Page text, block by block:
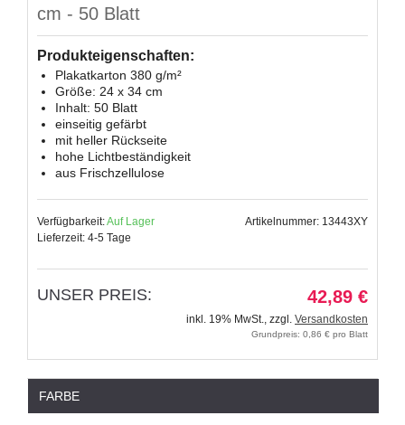
cm - 50 Blatt
Produkteigenschaften:
Plakatkarton 380 g/m²
Größe: 24 x 34 cm
Inhalt: 50 Blatt
einseitig gefärbt
mit heller Rückseite
hohe Lichtbeständigkeit
aus Frischzellulose
Verfügbarkeit:Auf Lager
Lieferzeit: 4-5 Tage
Artikelnummer: 13443XY
UNSER PREIS: 42,89 €
inkl. 19% MwSt., zzgl. Versandkosten
Grundpreis: 0,86 € pro Blatt
FARBE